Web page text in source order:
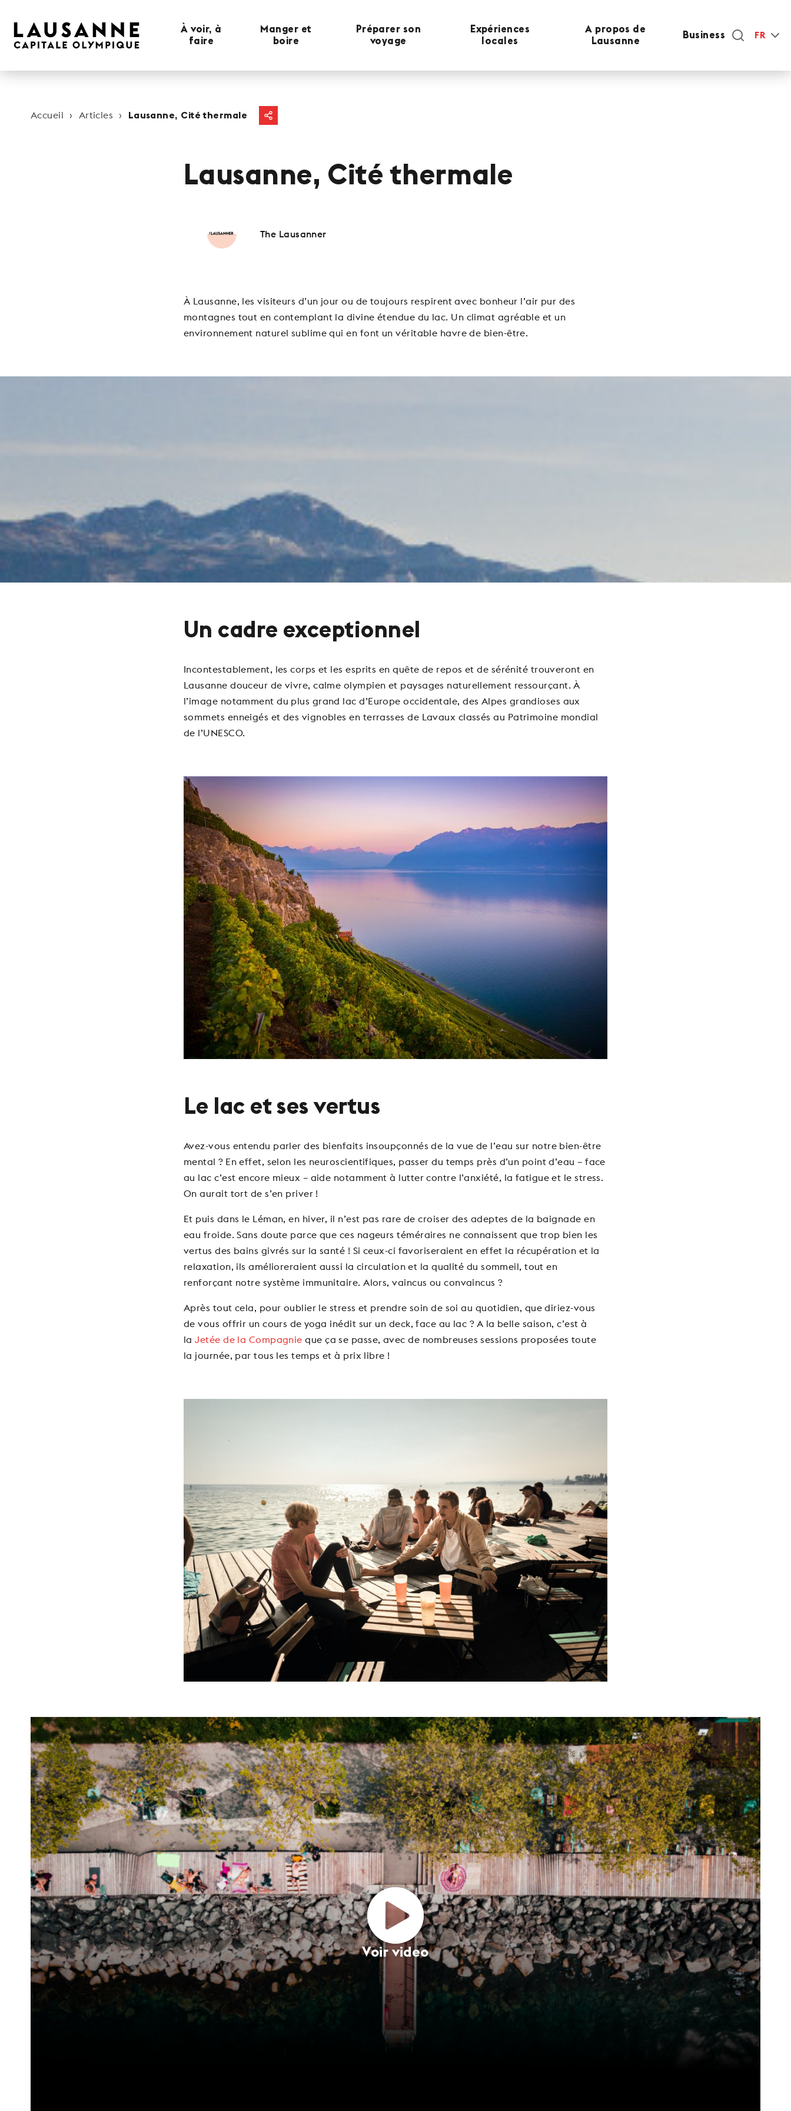
À voir, à
faire
Manger et
boire
Préparer son
voyage
Expériences
locales
A propos de
Lausanne
Business FR
Accueil Articles Lausanne, Cité thermale
Lausanne, Cité thermale
The Lausanner
À Lausanne, les visiteurs d’un jour ou de toujours respirent avec bonheur l’air pur des
montagnes tout en contemplant la divine étendue du lac. Un climat agréable et un
environnement naturel sublime qui en font un véritable havre de bien-être.
Un cadre exceptionnel
Incontestablement, les corps et les esprits en quête de repos et de sérénité trouveront en
Lausanne douceur de vivre, calme olympien et paysages naturellement ressourçant. À
l’image notamment du plus grand lac d’Europe occidentale, des Alpes grandioses aux
sommets enneigés et des vignobles en terrasses de Lavaux classés au Patrimoine mondial
de l’UNESCO.
Le lac et ses vertus
Avez-vous entendu parler des bienfaits insoupçonnés de la vue de l’eau sur notre bien-être
mental ? En effet, selon les neuroscientifiques, passer du temps près d’un point d’eau – face
au lac c’est encore mieux – aide notamment à lutter contre l’anxiété, la fatigue et le stress.
On aurait tort de s’en priver !
Et puis dans le Léman, en hiver, il n’est pas rare de croiser des adeptes de la baignade en
eau froide. Sans doute parce que ces nageurs téméraires ne connaissent que trop bien les
vertus des bains givrés sur la santé ! Si ceux-ci favoriseraient en effet la récupération et la
relaxation, ils amélioreraient aussi la circulation et la qualité du sommeil, tout en
renforçant notre système immunitaire. Alors, vaincus ou convaincus ?
Après tout cela, pour oublier le stress et prendre soin de soi au quotidien, que diriez-vous
de vous offrir un cours de yoga inédit sur un deck, face au lac ? A la belle saison, c’est à
laJetée de la Compagnie que ça se passe, avec de nombreuses sessions proposées toute
la journée, par tous les temps et à prix libre !
Voir video